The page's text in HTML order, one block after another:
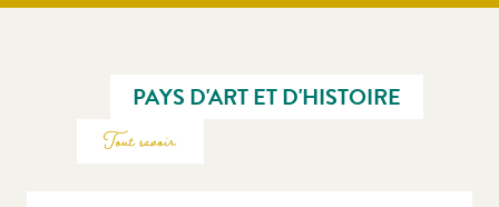
PAYS D'ART ET D'HISTOIRE
Tout savoir